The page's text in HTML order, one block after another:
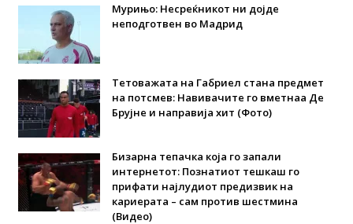
Мурињо: Несреќникот ни дојде
неподготвен во Мадрид
Тетоважата на Габриел стана предмет
на потсмев: Навивачите го вметнаа Де
Брујне и направија хит (Фото)
Бизарна тепачка која го запали
интернетот: Познатиот тешкаш го
прифати најлудиот предизвик на
кариерата – сам против шестмина
(Видео)